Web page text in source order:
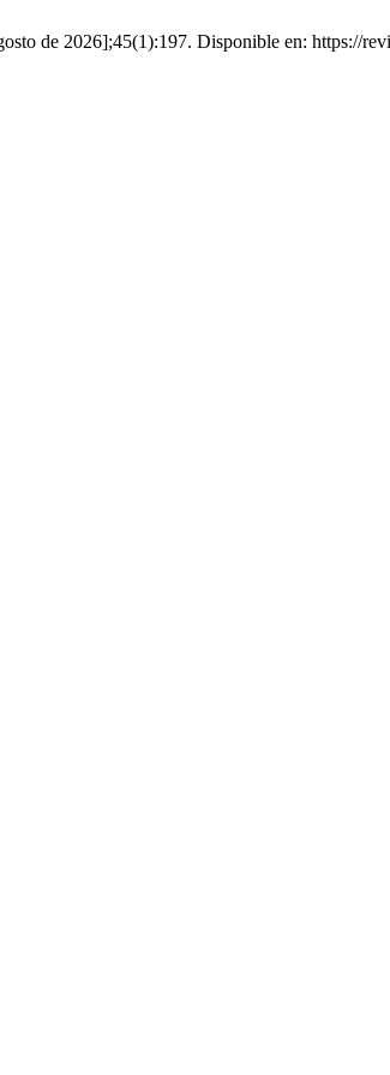
de 2026];45(1):197. Disponible en: https://